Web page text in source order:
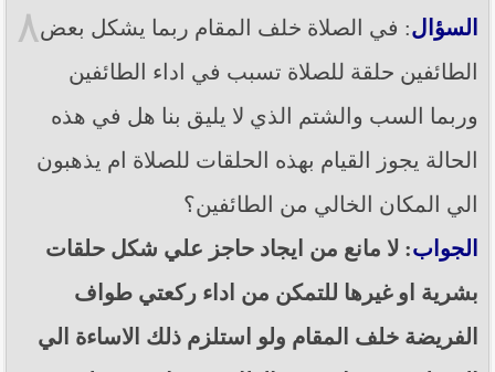
٨ السؤال: في الصلاة خلف المقام ربما يشكل بعض
الطائفين حلقة للصلاة تسبب في اداء الطائفين
وربما السب والشتم الذي لا يليق بنا هل في هذه
الحالة يجوز القيام بهذه الحلقات للصلاة ام يذهبون
الي المكان الخالي من الطائفين؟
الجواب: لا مانع من ايجاد حاجز علي شكل حلقات
بشرية او غيرها للتمكن من اداء ركعتي طواف
الفريضة خلف المقام ولو استلزم ذلك الاساءة الي